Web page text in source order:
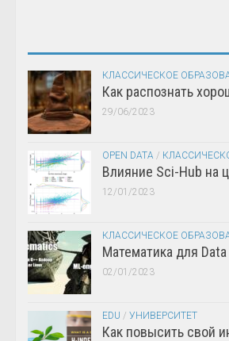
КЛАССИЧЕСКОЕ
Как распознать
29/06/2023
OPEN DATA /
Влияние Sci-Hub на
12/01/2023
КЛАССИЧЕСКОЕ
Математика для
02/01/2023
EDU / УНИВЕРСИТЕТ
Как повысить свой